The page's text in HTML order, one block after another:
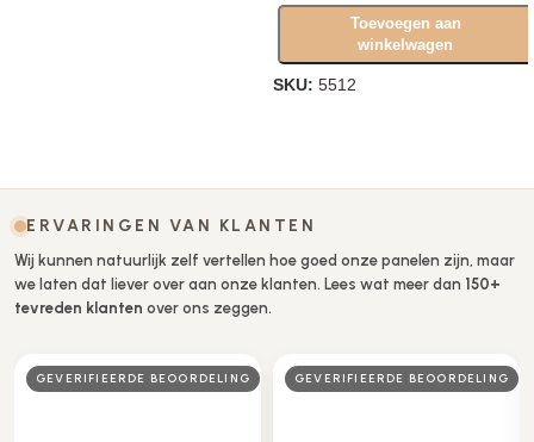
Toevoegen aan
winkelwagen
SKU: 5512
ERVARINGEN VAN KLANTEN
Wij kunnen natuurlijk zelf vertellen hoe goed onze panelen zijn, maar
we laten dat liever over aan onze klanten. Lees wat meer dan 150+
tevreden klanten over ons zeggen.
GEVERIFIEERDE BEOORDELING GEVERIFIEERDE BEOORDELING